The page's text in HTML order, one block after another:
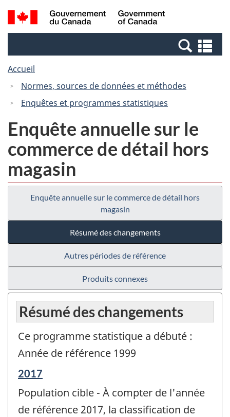
Passer
au
Passer
à
Canada
Recherche
et
et
Accueil
Normes, sources de données et méthodes
Enquêtes et programmes statistiques
Enquête annuelle sur le
commerce de détail hors
magasin
Enquête annuelle sur le commerce de détail hors
magasin
Résumé des changements
Autres périodes de référence
Produits connexes
Résumé des changements
Ce programme statistique a débuté :
Année de référence 1999
Période
référence
de
2017
Population cible - À compter de l'année
de référence 2017, la classification de